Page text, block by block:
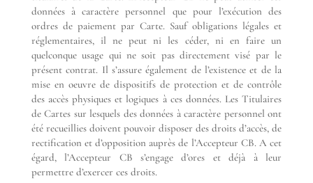
données à caractère personnel que pour l’exécution des
ordres de paiement par Carte. Sauf obligations légales et
réglementaires, il ne peut ni les céder, ni en faire un
quelconque usage qui ne soit pas directement visé par le
présent contrat. Il s’assure également de l’existence et de la
mise en oeuvre de dispositifs de protection et de contrôle
des accès physiques et logiques à ces données. Les Titulaires
de Cartes sur lesquels des données à caractère personnel ont
été recueillies doivent pouvoir disposer des droits d’accès, de
rectification et d’opposition auprès de l’Accepteur CB. A cet
égard, l’Accepteur CB s’engage d’ores et déjà à leur
permettre d’exercer ces droits.